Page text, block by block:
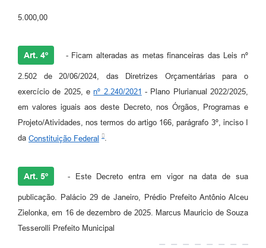
5.000,00
Art. 4º - Ficam alteradas as metas financeiras das Leis nº
2.502 de 20/06/2024, das Diretrizes Orçamentárias para o
exercício de 2025, enº 2.240/2021 - Plano Plurianual 2022/2025,
em valores iguais aos deste Decreto, nos Órgãos, Programas e
Projeto/Atividades, nos termos do artigo 166, parágrafo 3º, inciso I
da Constituição Federal .
Art. 5º - Este Decreto entra em vigor na data de sua
publicação. Palácio 29 de Janeiro, Prédio Prefeito Antônio Alceu
Zielonka, em 16 de dezembro de 2025. Marcus Mauricio de Souza
Tesserolli Prefeito Municipal